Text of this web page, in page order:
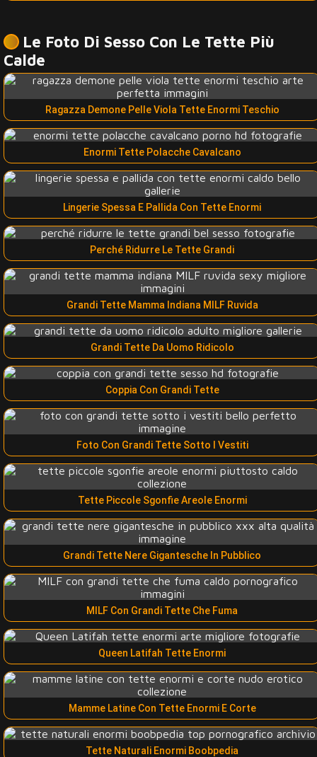
Le Foto Di Sesso Con Le Tette Più
Calde
Ragazza Demone Pelle Viola Tette Enormi Teschio
Enormi Tette Polacche Cavalcano
Lingerie Spessa E Pallida Con Tette Enormi
Perché Ridurre Le Tette Grandi
Grandi Tette Mamma Indiana MILF Ruvida
Grandi Tette Da Uomo Ridicolo
Coppia Con Grandi Tette
Foto Con Grandi Tette Sotto I Vestiti
Tette Piccole Sgonfie Areole Enormi
Grandi Tette Nere Gigantesche In Pubblico
MILF Con Grandi Tette Che Fuma
Queen Latifah Tette Enormi
Mamme Latine Con Tette Enormi E Corte
Tette Naturali Enormi Boobpedia